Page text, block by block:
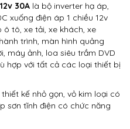
30A là bộ inverter hạ áp,
xuống điện áp 1 chiều 12v
tô, xe tải, xe khách, xe
trình, màn hình quảng
máy ảnh, loa siêu trầm DVD
hợp với tất cả các loại thiết bị
kế nhỏ gọn, vỏ kim loại có
sơn tĩnh điện có chức năng